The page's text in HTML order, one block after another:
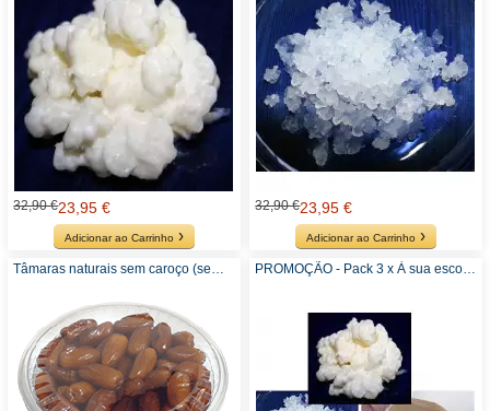
32,90 €23,95 €
Adicionar ao Carrinho
32,90 €23,95 €
Adicionar ao Carrinho
Tâmaras naturais sem caroço (sem adição de açúcar ou sulfitos) - Recomendado para Kefir de Água PROMOÇÃO - Pack 3 x À sua escolha - Kefir ou Kombucha